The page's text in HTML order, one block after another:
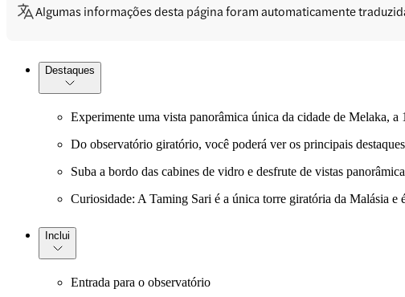
Algumas informações desta página foram automaticamente
Destaques
Experimente uma vista panorâmica única da cidade de Melaka,
Do observatório giratório, você poderá ver os principais
Suba a bordo das cabines de vidro e desfrute de vistas
Curiosidade: A Taming Sari é a única torre giratória da Malásia e
Inclui
Entrada para o observatório